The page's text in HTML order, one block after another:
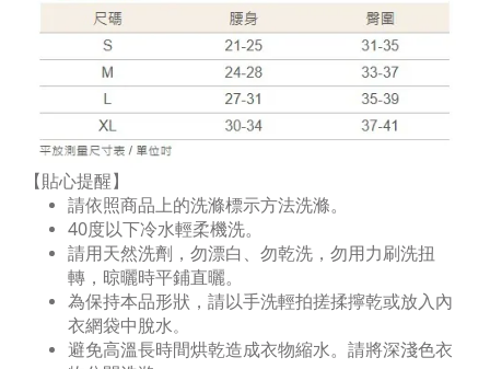
【貼心提醒】
請依照商品上的洗滌標示方法洗滌。
40度以下冷水輕柔機洗。
請用天然洗劑，勿漂白、勿乾洗，勿用力刷洗扭
轉，晾曬時平鋪直曬。
為保持本品形狀，請以手洗輕拍搓揉擰乾或放入內
衣網袋中脫水。
避免高溫長時間烘乾造成衣物縮水。請將深淺色衣